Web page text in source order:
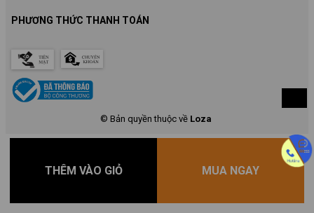
© Bản quyền thuộc về Loza
PHƯƠNG THỨC THANH TOÁN
MUA NGAY
THÊM VÀO GIỎ